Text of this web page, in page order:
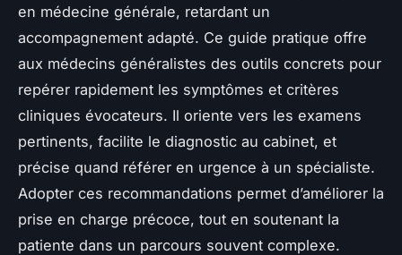
en médecine générale, retardant un
accompagnement adapté. Ce guide pratique offre
aux médecins généralistes des outils concrets pour
repérer rapidement les symptômes et critères
cliniques évocateurs. Il oriente vers les examens
pertinents, facilite le diagnostic au cabinet, et
précise quand référer en urgence à un spécialiste.
Adopter ces recommandations permet d’améliorer la
prise en charge précoce, tout en soutenant la
patiente dans un parcours souvent complexe.